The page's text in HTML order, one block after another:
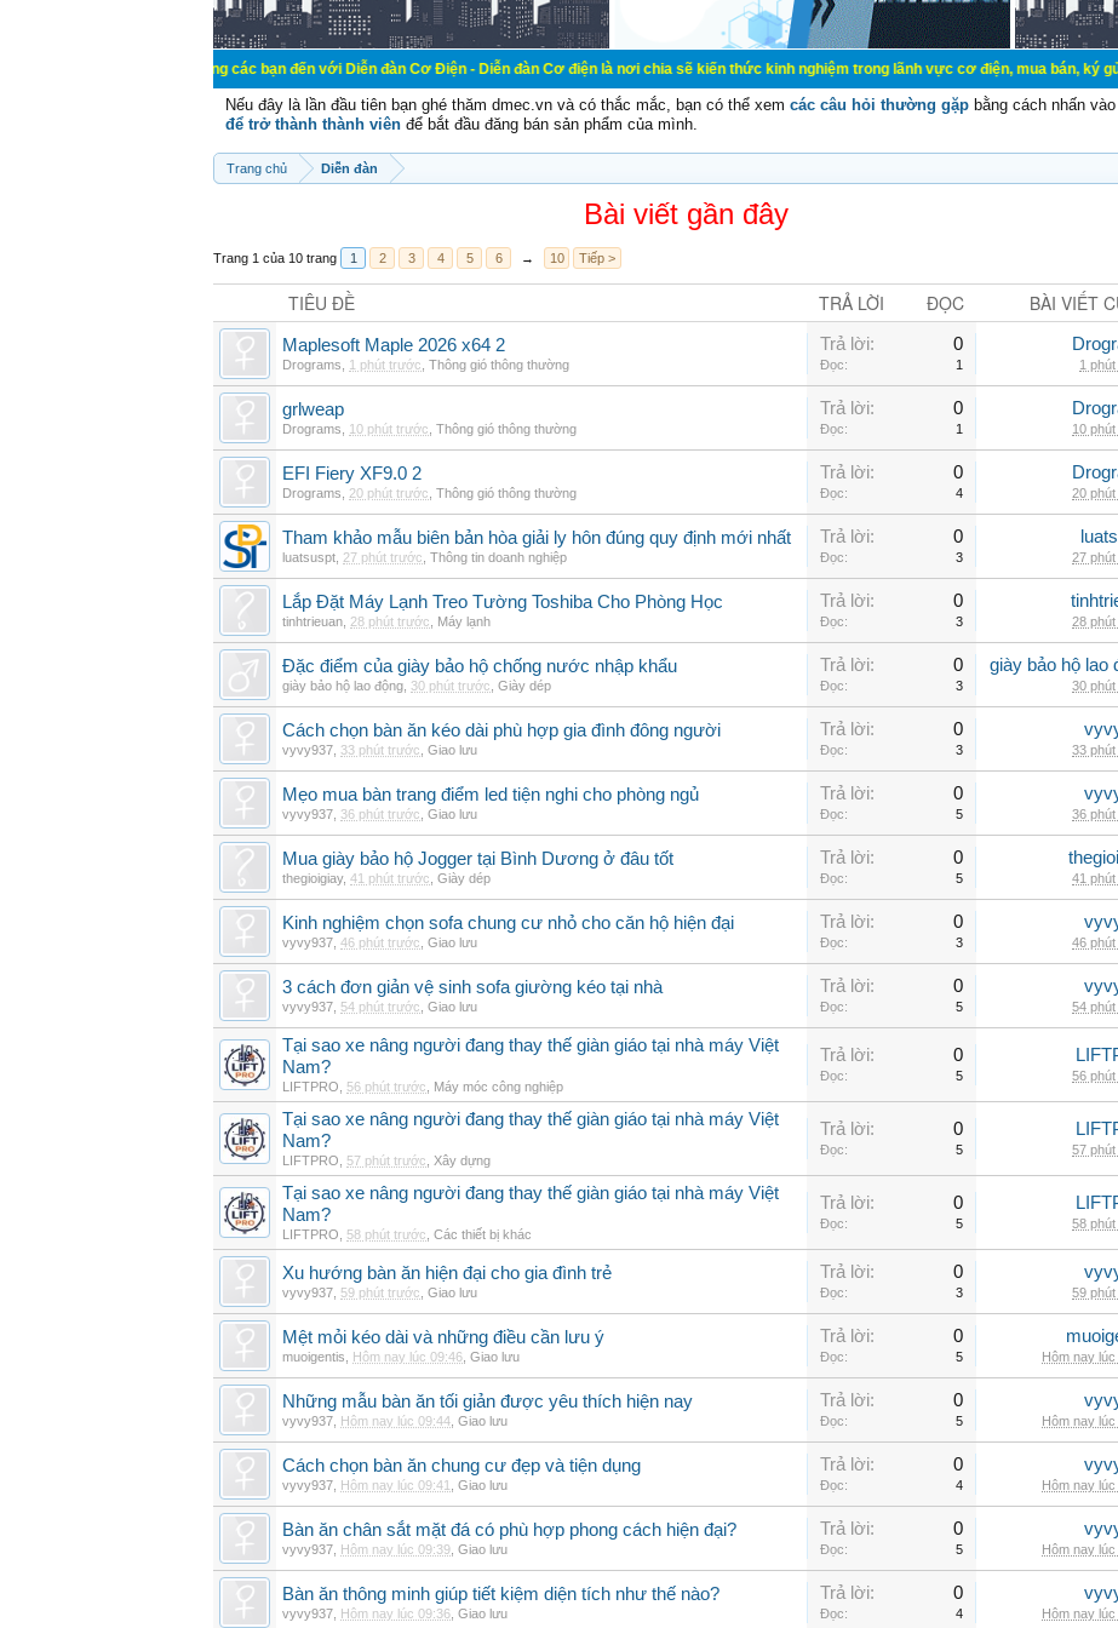
Chào mừng các bạn đến với Diễn đàn Cơ Điện - Diễn đàn Cơ điện là nơi chia sẽ kiến thức kinh nghiệm trong lãnh vực cơ điện, mua bán, ký gửi, cho
Nếu đây là lần đầu tiên bạn ghé thăm dmec.vn và có thắc mắc, bạn có thể xem các câu hỏi thường gặp bằng cách nhấn
để trở thành thành viên để bắt đầu đăng bán sản phẩm của mình.
Trang chủ Diễn đàn
Bài viết gần đây
Trang 1 của 10 trang 1 2 3 4 5 6 → 10 Tiếp >
TIÊU ĐỀ TRẢ LỜI ĐỌC BÀI VIẾT
Maplesoft Maple 2026 x64 2
Drograms 1 phút trước Thông gió thông thường
Trả lời: 0
Đọc: 1 1
grlweap
Drograms 10 phút trước Thông gió thông thường
Trả lời: 0
Đọc: 1 10
EFI Fiery XF9.0 2
Drograms 20 phút trước Thông gió thông thường
Trả lời: 0
Đọc: 4 20
Tham khảo mẫu biên bản hòa giải ly hôn đúng quy định mới nhất
luatsuspt 27 phút trước Thông tin doanh nghiệp
Trả lời: 0
Đọc: 3 27
Lắp Đặt Máy Lạnh Treo Tường Toshiba Cho Phòng Học
tinhtrieuan 28 phút trước Máy lạnh
Trả lời: 0
Đọc: 3 28
Đặc điểm của giày bảo hộ chống nước nhập khẩu
giày bảo hộ lao động 30 phút trước Giày dép
Trả lời: 0
Đọc: 3
giày bảo hộ lao
30
Cách chọn bàn ăn kéo dài phù hợp gia đình đông người
vyvy937 33 phút trước Giao lưu
Trả lời: 0
Đọc: 3 33
Mẹo mua bàn trang điểm led tiện nghi cho phòng ngủ
vyvy937 36 phút trước Giao lưu
Trả lời: 0
Đọc: 5 36
Mua giày bảo hộ Jogger tại Bình Dương ở đâu tốt
thegioigiay, 41 phút trước Giày dép
Trả lời: 0
Đọc: 5 41
Kinh nghiệm chọn sofa chung cư nhỏ cho căn hộ hiện đại
vyvy937 46 phút trước Giao lưu
Trả lời: 0
Đọc: 3 46
3 cách đơn giản vệ sinh sofa giường kéo tại nhà
vyvy937 54 phút trước Giao lưu
Trả lời: 0
Đọc: 5 54
Tại sao xe nâng người đang thay thế giàn giáo tại nhà máy Việt
Nam?
LIFTPRO 56 phút trước Máy móc công nghiệp
Trả lời: 0
Đọc: 5 56
Tại sao xe nâng người đang thay thế giàn giáo tại nhà máy Việt
Nam?
LIFTPRO 57 phút trước Xây dựng
Trả lời: 0
Đọc: 5 57
Tại sao xe nâng người đang thay thế giàn giáo tại nhà máy Việt
Nam?
LIFTPRO 58 phút trước Các thiết bị khác
Trả lời: 0
Đọc: 5 58
Xu hướng bàn ăn hiện đại cho gia đình trẻ
vyvy937 59 phút trước Giao lưu
Trả lời: 0
Đọc: 3 59
Mệt mỏi kéo dài và những điều cần lưu ý
muoigentis Hôm nay lúc 09:46 Giao lưu
Trả lời: 0
Đọc: 5 Hôm nay
Những mẫu bàn ăn tối giản được yêu thích hiện nay
vyvy937 Hôm nay lúc 09:44 Giao lưu
Trả lời: 0
Đọc: 5 Hôm nay
Cách chọn bàn ăn chung cư đẹp và tiện dụng
vyvy937 Hôm nay lúc 09:41 Giao lưu
Trả lời: 0
Đọc: 4 Hôm nay lúc
Bàn ăn chân sắt mặt đá có phù hợp phong cách hiện đại?
vyvy937 Hôm nay lúc 09:39 Giao lưu
Trả lời: 0
Đọc: 5 Hôm nay
Bàn ăn thông minh giúp tiết kiệm diện tích như thế nào?
vyvy937 Hôm nay lúc 09:36 Giao lưu
Trả lời: 0
Đọc: 4 Hôm nay